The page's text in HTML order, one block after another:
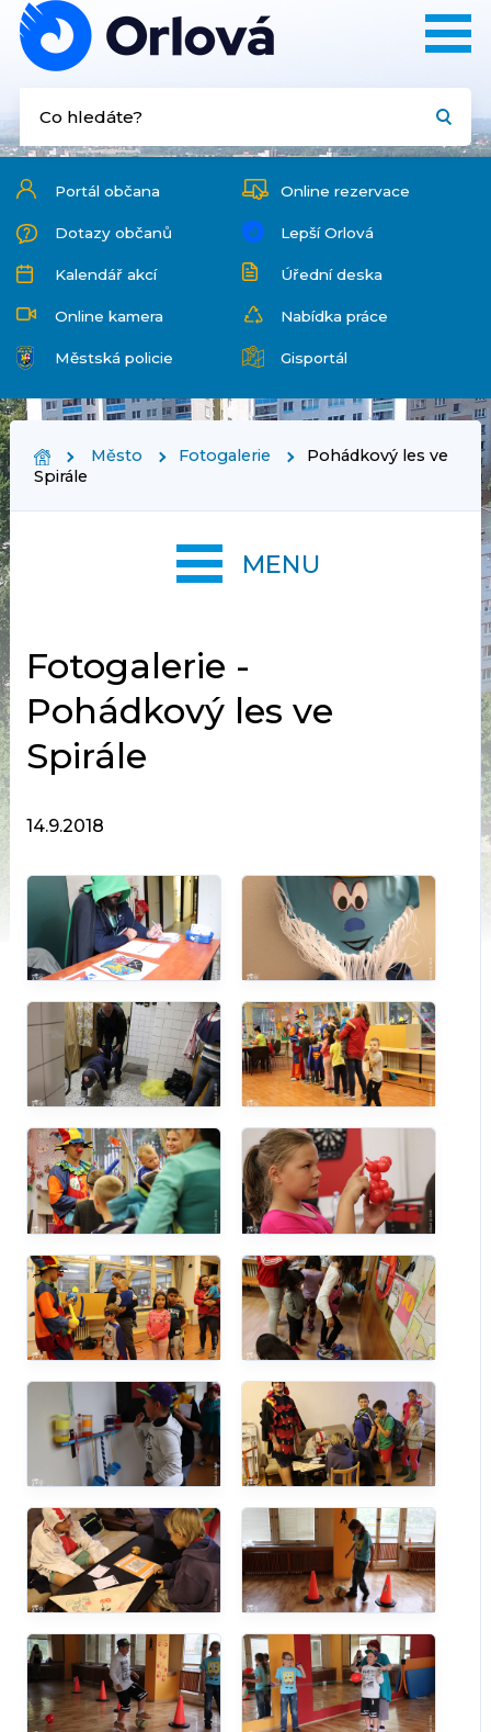
Portál občana Online rezervace
Dotazy občanů Lepší Orlová
Kalendář akcí Úřední deska
Online kamera Nabídka práce
Městská policie Gisportál
Město Fotogalerie
Pohádkový les ve
Spirále
Fotogalerie -
Pohádkový les ve
Spirále
14.9.2018
MENU